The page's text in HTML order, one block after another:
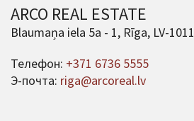
ARCO REAL ESTATE
Blaumaņa iela 5a - 1, Rīga, LV-1011
Телефон: +371 6736 5555
Э-почта: riga@arcoreal.lv